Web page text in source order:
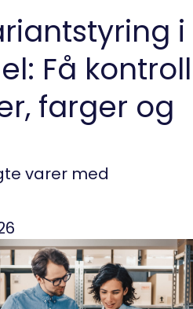
i
Få kontroll
farger og
varer med